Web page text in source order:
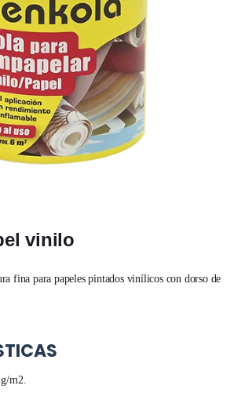
vinilo
fina para papeles pintados vinílicos con dorso de
m2.